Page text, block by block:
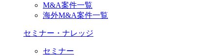
M&A案件一覧
海外M&A案件一覧
セミナー・ナレッジ
セミナー